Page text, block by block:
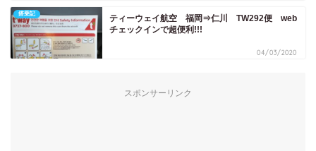
搭乗記
ティーウェイ航空 福岡⇒仁川 TW292便 web
チェックインで超便利!!!
04/03/2020
スポンサーリンク